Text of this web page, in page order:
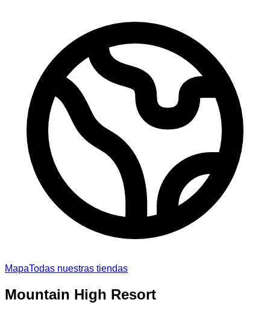
MapaTodas nuestras tiendas
Mountain High Resort